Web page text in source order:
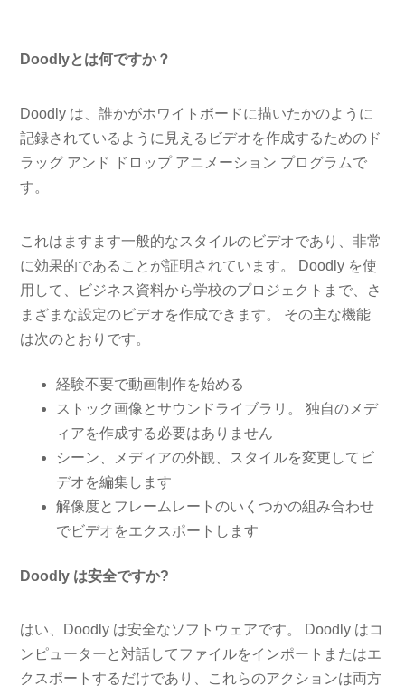
Doodlyとは何ですか？
Doodly は、誰かがホワイトボードに描いたかのように
記録されているように見えるビデオを作成するためのド
ラッグ アンド ドロップ アニメーション プログラムで
す。
これはますます一般的なスタイルのビデオであり、非常
に効果的であることが証明されています。 Doodly を使
用して、ビジネス資料から学校のプロジェクトまで、さ
まざまな設定のビデオを作成できます。 その主な機能
は次のとおりです。
経験不要で動画制作を始める
ストック画像とサウンドライブラリ。 独自のメデ
ィアを作成する必要はありません
シーン、メディアの外観、スタイルを変更してビ
デオを編集します
解像度とフレームレートのいくつかの組み合わせ
でビデオをエクスポートします
Doodly は安全ですか?
はい、Doodly は安全なソフトウェアです。 Doodly はコ
ンピューターと対話してファイルをインポートまたはエ
クスポートするだけであり、これらのアクションは両方